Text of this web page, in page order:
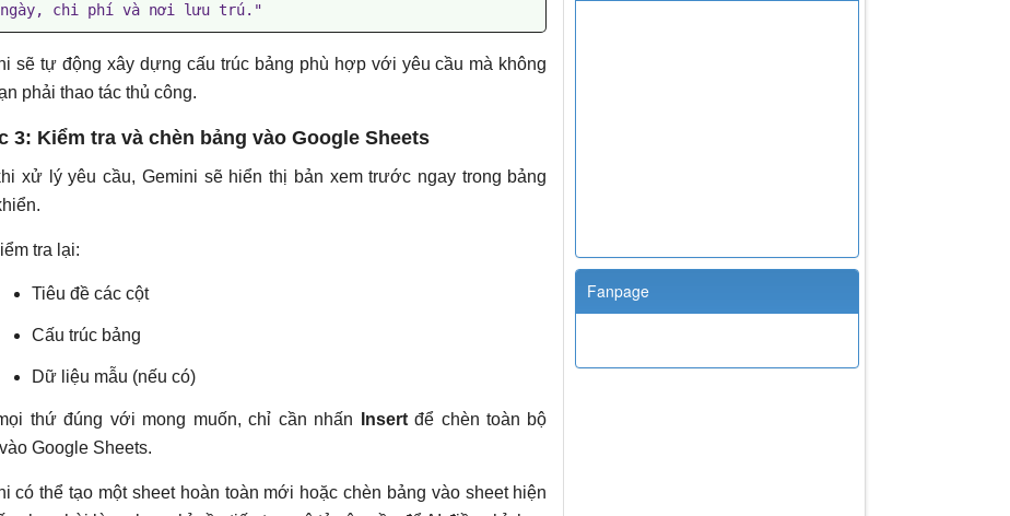
ngày, chi phí và nơi lưu trú."
sẽ tự động xây dựng cấu trúc bảng phù hợp với yêu cầu mà không
phải thao tác thủ công.
3: Kiểm tra và chèn bảng vào Google Sheets
xử lý yêu cầu, Gemini sẽ hiển thị bản xem trước ngay trong bảng
tra lại:
Tiêu đề các cột
Cấu trúc bảng
Dữ liệu mẫu (nếu có)
thứ đúng với mong muốn, chỉ cần nhấn Insertđể chèn toàn bộ
Google Sheets.
có thể tạo một sheet hoàn toàn mới hoặc chèn bảng vào sheet hiện
Fanpage